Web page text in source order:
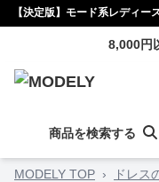
【決定版】モード系レディ
8,000円
商品を検索する
MODELY TOP › ドレス